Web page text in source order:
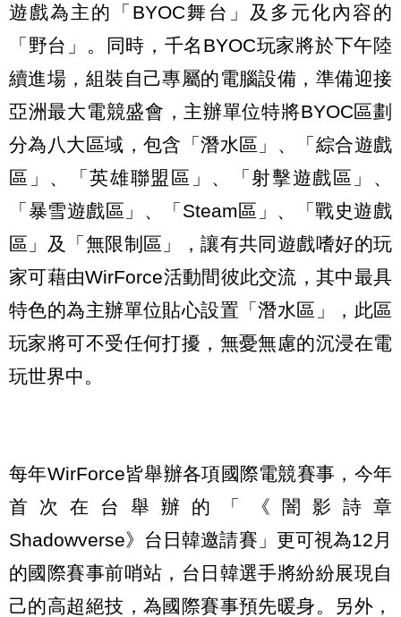
遊戲為主的「BYOC舞台」及多元化內容的
「野台」。同時，千名BYOC玩家將於下午陸
續進場，組裝自己專屬的電腦設備，準備迎接
亞洲最大電競盛會，主辦單位特將BYOC區劃
分為八大區域，包含「潛水區」、「綜合遊戲
區」、「英雄聯盟區」、「射擊遊戲區」、
「暴雪遊戲區」、「Steam區」、「戰史遊戲
區」及「無限制區」，讓有共同遊戲嗜好的玩
家可藉由WirForce活動間彼此交流，其中最具
特色的為主辦單位貼心設置「潛水區」，此區
玩家將可不受任何打擾，無憂無慮的沉浸在電
玩世界中。
每年WirForce皆舉辦各項國際電競賽事，今年
首次在台舉辦的「《闇影詩章
Shadowverse》台日韓邀請賽」更可視為12月
的國際賽事前哨站，台日韓選手將紛紛展現自
己的高超絕技，為國際賽事預先暖身。另外，